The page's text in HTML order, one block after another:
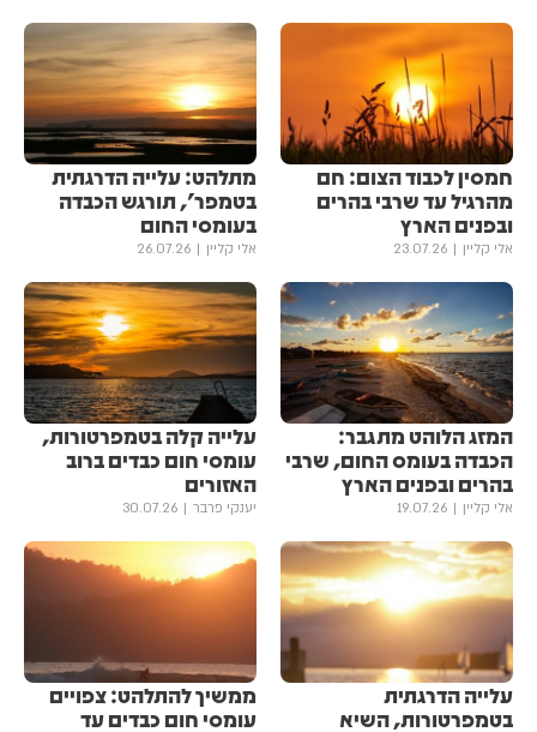
חמסין לכבוד הצום: חם
מהרגיל עד שרבי בהרים
ובפנים הארץ
אלי קליין 23.07.26
מתלהט: עלייה הדרגתית
בטמפר', תורגש הכבדה
בעומסי החום
אלי קליין 26.07.26
המזג הלוהט מתגבר:
הכבדה בעומס החום, שרבי
בהרים ובפנים הארץ
אלי קליין 19.07.26
עלייה קלה בטמפרטורות,
עומסי חום כבדים ברוב
האזורים
יענקי פרבר 30.07.26
עלייה הדרגתית
בטמפרטורות, השיא
ממשיך להתלהט: צפויים
עומסי חום כבדים עד